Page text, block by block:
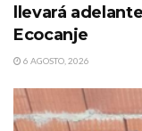
llevará
Ecocanje
6 AGOSTO, 2026